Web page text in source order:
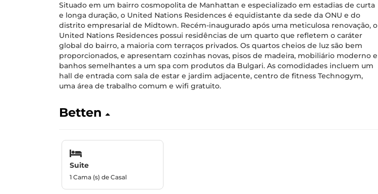
Situado em um bairro cosmopolita de Manhattan e especializado em estadias de curta
e longa duração, o United Nations Residences é equidistante da sede da ONU e do
distrito empresarial de Midtown. Recém-inaugurado após uma meticulosa renovação, o
United Nations Residences possui residências de um quarto que refletem o caráter
global do bairro, a maioria com terraços privados. Os quartos cheios de luz são bem
proporcionados, e apresentam cozinhas novas, pisos de madeira, mobiliário moderno e
banhos semelhantes a um spa com produtos da Bulgari. As comodidades incluem um
hall de entrada com sala de estar e jardim adjacente, centro de fitness Technogym,
uma área de trabalho comum e wifi gratuito.
Betten
Suite
1 Cama (s) de Casal